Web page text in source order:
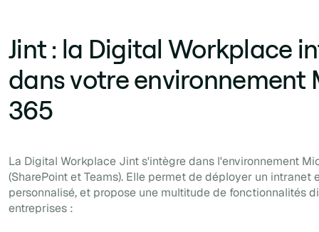
Jint : la Digital Workplace
dans votre environnement
365
La Digital Workplace Jint s'intègre dans l'environnement
(SharePoint et Teams). Elle permet de déployer un intranet
personnalisé, et propose une multitude de fonctionnalités
entreprises :